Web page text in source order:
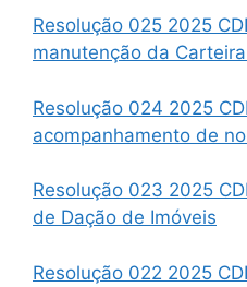
Resolução 025 2025
manutenção da
Resolução 024 2025
acompanhamento de
Resolução 023 2025
de Dação de Imóveis
Resolução 022 2025